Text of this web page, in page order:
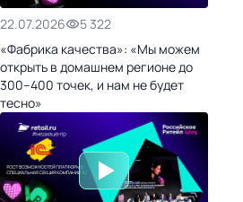
22.07.2026
5 322
«Фабрика качества»: «Мы можем
открыть в домашнем регионе до
300–400 точек, и нам не будет
тесно»